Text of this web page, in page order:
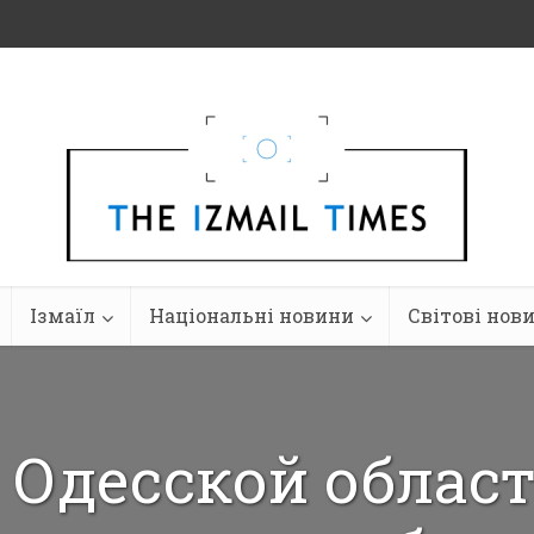
Ізмаїл Національні новини Світові